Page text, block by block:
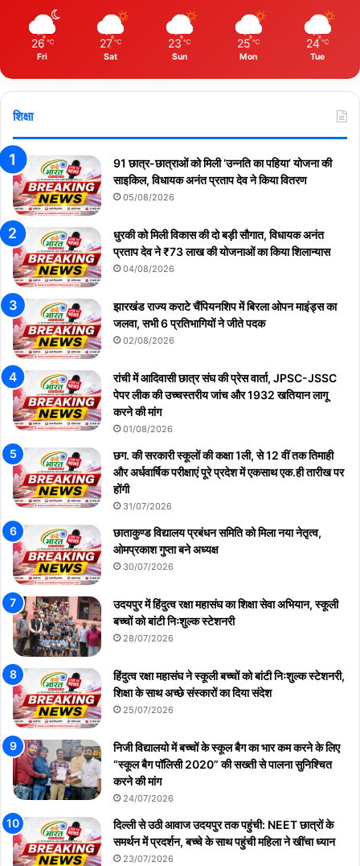
26 ℃
Fri
27 ℃
Sat
23 ℃
Sun
25 ℃
Mon
24 ℃
Tue
शिक्षा
91 छात्र-छात्राओं को मिली ‘उन्नति का पहिया’ योजना की
साइकिल, विधायक अनंत प्रताप देव ने किया वितरण
05/08/2026
धुरकी को मिली विकास की दो बड़ी सौगात, विधायक अनंत
प्रताप देव ने ₹73 लाख की योजनाओं का किया शिलान्यास
04/08/2026
झारखंड राज्य कराटे चैंपियनशिप में बिरला ओपन माइंड्स का
जलवा, सभी 6 प्रतिभागियों ने जीते पदक
02/08/2026
रांची में आदिवासी छात्र संघ की प्रेस वार्ता, JPSC-JSSC
पेपर लीक की उच्चस्तरीय जांच और 1932 खतियान लागू
करने की मांग
01/08/2026
छग. की सरकारी स्कूलों की कक्षा 1ली, से 12 वीं तक तिमाही
और अर्धवार्षिक परीक्षाएं पूरे प्रदेश में एकसाथ एक.ही तारीख पर
होंगी
31/07/2026
छाताकुण्ड विद्यालय प्रबंधन समिति को मिला नया नेतृत्व,
ओमप्रकाश गुप्ता बने अध्यक्ष
30/07/2026
उदयपुर में हिंदुत्व रक्षा महासंघ का शिक्षा सेवा अभियान, स्कूली
बच्चों को बांटी निःशुल्क स्टेशनरी
28/07/2026
हिंदुत्व रक्षा महासंघ ने स्कूली बच्चों को बांटी निःशुल्क स्टेशनरी,
शिक्षा के साथ अच्छे संस्कारों का दिया संदेश
25/07/2026
निजी विद्यालयो में बच्चों के स्कूल बैग का भार कम करने के लिए
“स्कूल बैग पॉलिसी 2020” की सख्ती से पालना सुनिश्चित
करने की मांग
24/07/2026
दिल्ली से उठी आवाज उदयपुर तक पहुंची: NEET छात्रों के
समर्थन में प्रदर्शन, बच्चे के साथ पहुंची महिला ने खींचा ध्यान
23/07/2026